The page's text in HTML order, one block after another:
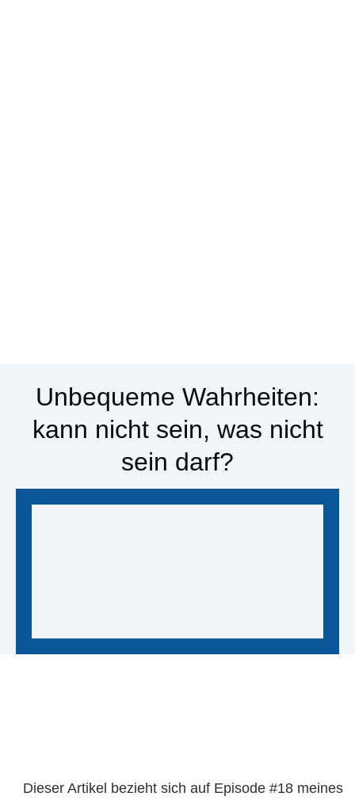
Unbequeme Wahrheiten:
kann nicht sein, was nicht
sein darf?
Dieser Artikel bezieht sich auf Episode #18 meines